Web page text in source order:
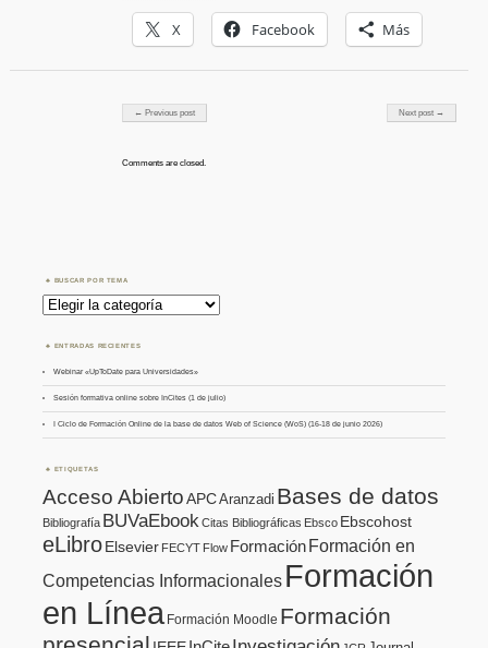
X Facebook Más
Post navigation
← Previous post Next post →
Comments are closed.
BUSCAR POR TEMA
Buscar
por
Tema
ENTRADAS RECIENTES
Webinar «UpToDate para Universidades»
Sesión formativa online sobre InCites (1 de julio)
I Ciclo de Formación Online de la base de datos Web of Science (WoS) (16-18 de junio 2026)
ETIQUETAS
Acceso AbiertoAPCAranzadi Bases de datos
Bibliografía BUVaEbookCitas Bibliográficas Ebsco Ebscohost
eLibroElsevier FECYT Flow FormaciónFormación en
Competencias Informacionales Formación
en Línea Formación Moodle Formación